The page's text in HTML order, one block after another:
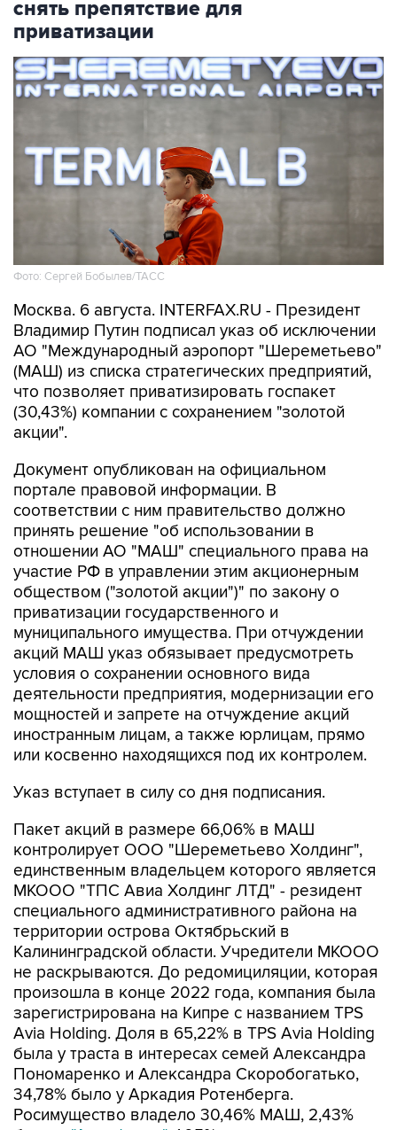
Фото: Сергей Бобылев/ТАСС
Москва. 6 августа. INTERFAX.RU - Президент
АО "Международный аэропорт "Шереметьево"
(МАШ) из списка стратегических предприятий,
что позволяет приватизировать госпакет
(30,43%) компании с сохранением "золотой
акции".
Документ опубликован на официальном
соответствии с ним правительство должно
принять решение "об использовании в
отношении АО "МАШ" специального права на
участие РФ в управлении этим акционерным
обществом ("золотой акции")" по закону о
приватизации государственного и
муниципального имущества. При отчуждении
акций МАШ указ обязывает предусмотреть
условия о сохранении основного вида
деятельности предприятия, модернизации его
мощностей и запрете на отчуждение акций
иностранным лицам, а также юрлицам, прямо
или косвенно находящихся под их контролем.
Указ вступает в силу со дня подписания.
Пакет акций в размере 66,06% в МАШ
единственным владельцем которого является
МКООО "ТПС Авиа Холдинг ЛТД" - резидент
специального административного района на
территории острова Октябрьский в
Калининградской области. Учредители МКООО
не раскрываются. До редомициляции, которая
произошла в конце 2022 года, компания была
зарегистрирована на Кипре с названием TPS
Avia Holding. Доля в 65,22% в TPS Avia Holding
была у траста в интересах семей Александра
Пономаренко и Александра Скоробогатько,
34,78% было у Аркадия Ротенберга.
Росимущество владело 30,46% МАШ, 2,43%
было у "Аэрофлота", 1,05% - у менеджмента
аэропорта.